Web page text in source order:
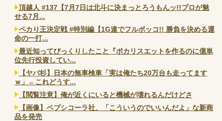
頂越人 #137【7月7日は北斗に決まっとろうもんッ!!プロが魅
せる7月...
ペカり王決定戦 #特別編【1G連でフルボッコ!! 勝負を決める運
命の一打...
最近知ってびっくりしたこと『ポカリスエットを作るのに億単
位先行投資してい...
【ヤバ杉】日本の無車検車「実は俺たち20万台も走ってます
ｗ」←これどうす...
【閲覧注意】俺が近くにいると機械が壊れるんだけどさ
【画像】ペプシコーラ社、「こういうのでいいんだよ」な新商
品を発売